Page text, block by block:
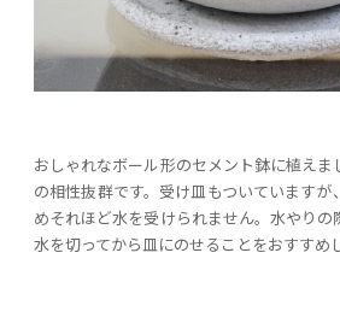
おしゃれなボール形のセメント鉢に植え
の相性抜群です。受け皿もついています
めそれほど水を受けられません。水やりの
水を切ってから皿にのせることをおすすめ